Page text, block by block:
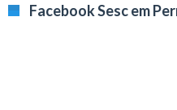
Facebook Sesc em